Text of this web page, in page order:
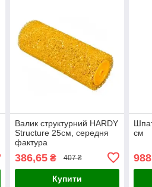
Валик структурний HARDY
Structure 25см, середня
фактура
386,65₴ 407 ₴
Купити
см
988